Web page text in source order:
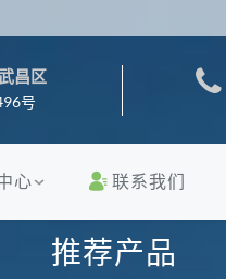
昌区
号
心 联系我们
推荐产品